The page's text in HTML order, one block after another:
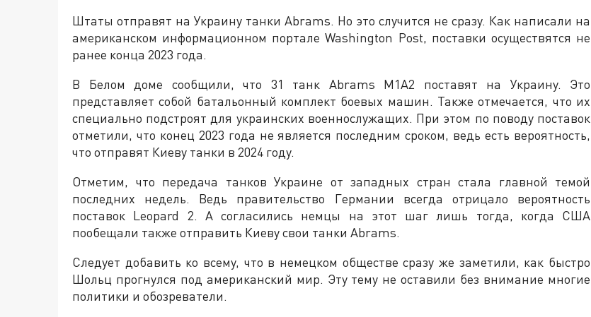
Штаты отправят на Украину танки Abrams. Но это случится не сразу. Как написали на
американском информационном портале Washington Post, поставки осуществятся не
ранее конца 2023 года.
В Белом доме сообщили, что 31 танк Abrams M1A2 поставят на Украину. Это
представляет собой батальонный комплект боевых машин. Также отмечается, что их
специально подстроят для украинских военнослужащих. При этом по поводу поставок
отметили, что конец 2023 года не является последним сроком, ведь есть вероятность,
что отправят Киеву танки в 2024 году.
Отметим, что передача танков Украине от западных стран стала главной темой
последних недель. Ведь правительство Германии всегда отрицало вероятность
поставок Leopard 2. А согласились немцы на этот шаг лишь тогда, когда США
пообещали также отправить Киеву свои танки Abrams.
Следует добавить ко всему, что в немецком обществе сразу же заметили, как быстро
Шольц прогнулся под американский мир. Эту тему не оставили без внимание многие
политики и обозреватели.